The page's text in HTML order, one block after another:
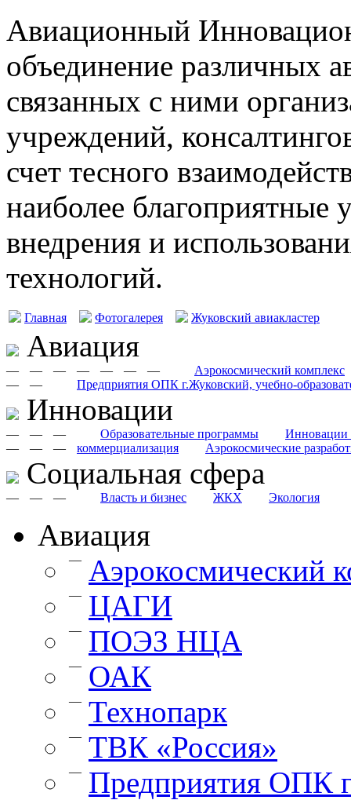
Авиационный
объединение различных
связанных с ними
учреждений,
счет тесного
наиболее благоприятные
внедрения и
технологий.
Главная Фотогалерея Жуковский авиакластер
Авиация
— Аэрокосмический комплекс
— — — — —
—
Предприятия ОПК г.Жуковский, учебно-
— —
Инновации
— Образовательные программы
— Инновации
—
коммерциализация
— Аэрокосмические
— —
Cоциальная сфера
— Власть и бизнес
— ЖКХ
— Экология
Авиация
— Аэрокосмический
— ЦАГИ
— ПОЭЗ НЦА
— ОАК
— Технопарк
— ТВК «Россия»
— Предприятия ОПК